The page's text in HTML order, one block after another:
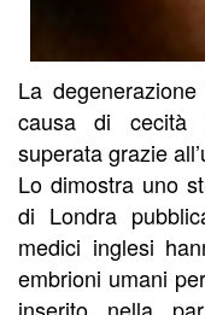
La
causa di cecità
superata grazie
Lo dimostra uno
di Londra
medici inglesi
embrioni umani